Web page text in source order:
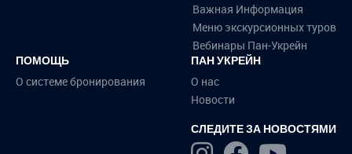
Важная Информация
Меню экскурсионных туров
Вебинары Пан-Укрейн
ПОМОЩЬ
О системе бронирования
ПАН УКРЕЙН
О нас
Новости
СЛЕДИТЕ ЗА НОВОСТЯМИ